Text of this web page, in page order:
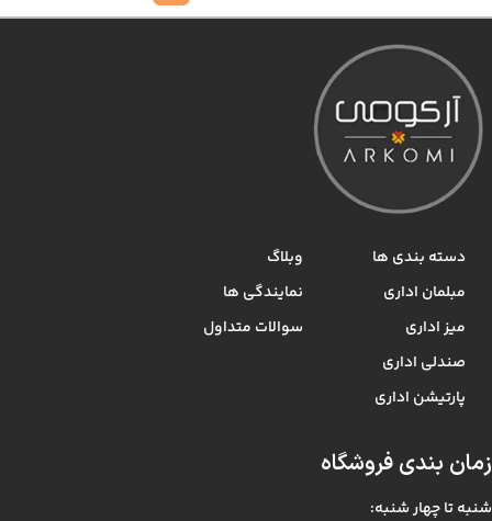
دسته بندی ها
مبلمان اداری
میز اداری
صندلی اداری
پارتیشن اداری
وبلاگ
نمایندگی ها
سوالات متداول
زمان بندی فروشگاه
شنبه تا چهار شنبه: